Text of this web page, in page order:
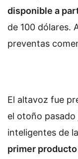
disponible a
de 100 dólares.
preventas
El altavoz fue
el otoño
inteligentes de
primer